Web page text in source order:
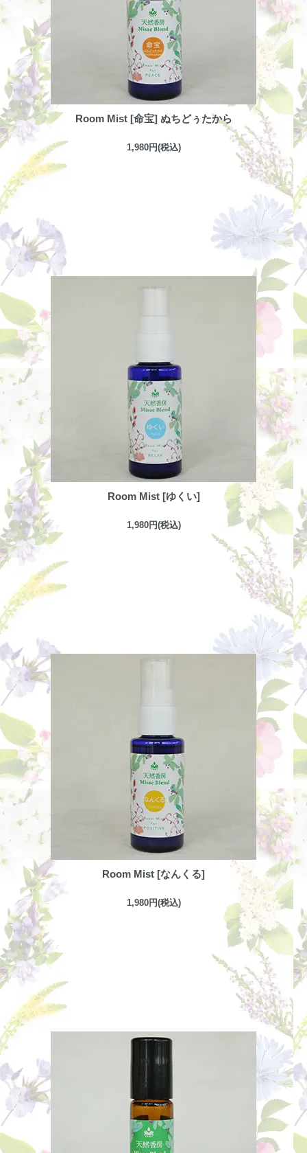
Room Mist [命宝] ぬちどぅたから
1,980円(税込)
Room Mist [ゆくい]
1,980円(税込)
Room Mist [なんくる]
1,980円(税込)